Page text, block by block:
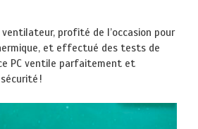
ventilateur, profité de l’occasion pour
et effectué des tests de
PC ventile parfaitement et
!